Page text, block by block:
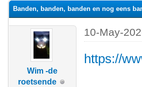
Banden, banden, banden en nog eens
Wim -de
roetsende
10-May-
https://